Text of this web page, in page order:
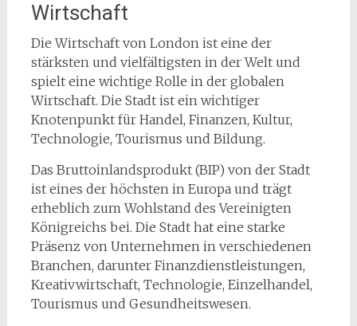
Wirtschaft
Die Wirtschaft von London ist eine der
stärksten und vielfältigsten in der Welt und
spielt eine wichtige Rolle in der globalen
Wirtschaft. Die Stadt ist ein wichtiger
Knotenpunkt für Handel, Finanzen, Kultur,
Technologie, Tourismus und Bildung.
Das Bruttoinlandsprodukt (BIP) von der Stadt
ist eines der höchsten in Europa und trägt
erheblich zum Wohlstand des Vereinigten
Königreichs bei. Die Stadt hat eine starke
Präsenz von Unternehmen in verschiedenen
Branchen, darunter Finanzdienstleistungen,
Kreativwirtschaft, Technologie, Einzelhandel,
Tourismus und Gesundheitswesen.